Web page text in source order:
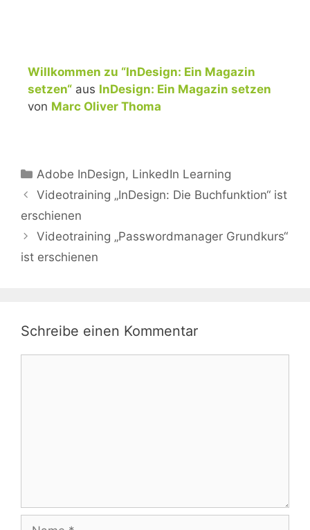
Willkommen zu “InDesign: Ein Magazin
setzen“ aus InDesign: Ein Magazin setzen
von Marc Oliver Thoma
Adobe InDesign, LinkedIn Learning
Videotraining „InDesign: Die Buchfunktion“ ist
erschienen
Videotraining „Passwordmanager Grundkurs“
ist erschienen
Schreibe einen Kommentar